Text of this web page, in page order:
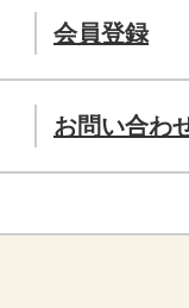
会員登録
お問い合わ